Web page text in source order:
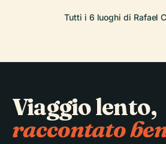
Tutti i 6 luoghi di Rafael
Viaggio lento,
raccontato